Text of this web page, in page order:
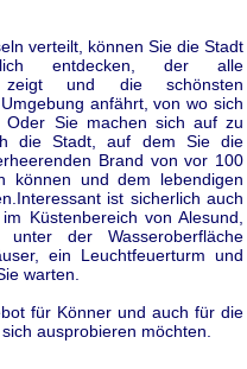
verteilt, können Sie die Stadt
entdecken, der alle
zeigt und die schönsten
anfährt, von wo sich
Oder Sie machen sich auf zu
die Stadt, auf dem Sie die
Brand von vor 100
können und dem lebendigen
Interessant ist sicherlich auch
Küstenbereich von Alesund,
der Wasseroberfläche
ein Leuchtfeuerturm und
warten.
für Könner und auch für die
ausprobieren möchten.